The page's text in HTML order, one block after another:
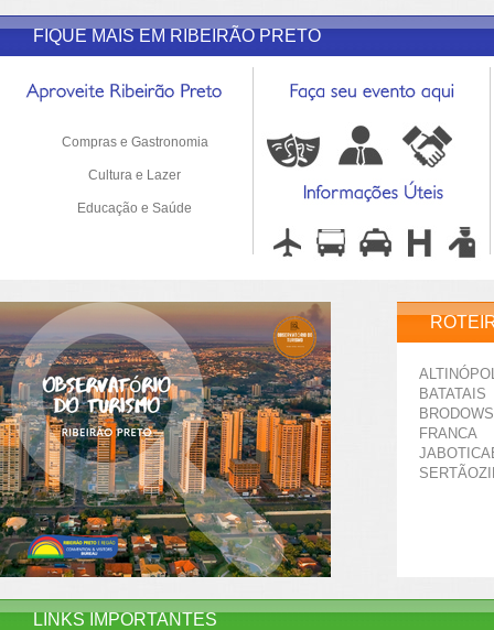
FIQUE MAIS EM RIBEIRÃO PRETO
Compras e Gastronomia
Cultura e Lazer
Educação e Saúde
BATATAIS
FRANCA
LINKS IMPORTANTES